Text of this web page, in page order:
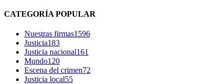
CATEGORÍA POPULAR
Nuestras firmas1596
Justicia183
Justicia nacional161
Mundo120
Escena del crimen72
Justicia local55